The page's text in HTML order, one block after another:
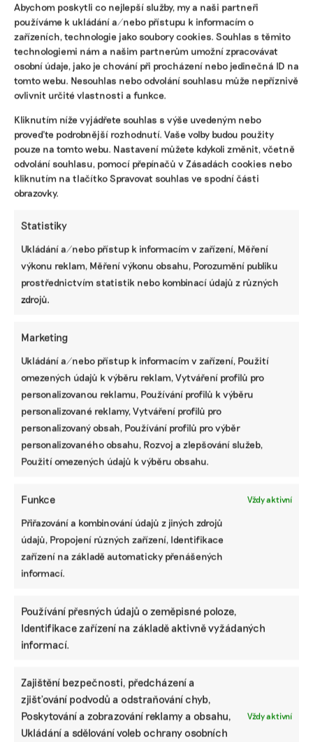
Abychom poskytli co nejlepší služby, my a naši partneři
používáme k ukládání a/nebo přístupu k informacím o
zařízeních, technologie jako soubory cookies. Souhlas s těmito
technologiemi nám a našim partnerům umožní zpracovávat
osobní údaje, jako je chování při procházení nebo jedinečná ID na
tomto webu. Nesouhlas nebo odvolání souhlasu může nepříznivě
ovlivnit určité vlastnosti a funkce.
Kliknutím níže vyjádřete souhlas s výše uvedeným nebo
proveďte podrobnější rozhodnutí. Vaše volby budou použity
pouze na tomto webu. Nastavení můžete kdykoli změnit, včetně
odvolání souhlasu, pomocí přepínačů v Zásadách cookies nebo
kliknutím na tlačítko Spravovat souhlas ve spodní části
obrazovky.
Statistiky
Ukládání a/nebo přístup k informacím v zařízení, Měření
výkonu reklam, Měření výkonu obsahu, Porozumění publiku
prostřednictvím statistik nebo kombinací údajů z různých
zdrojů.
Marketing
Ukládání a/nebo přístup k informacím v zařízení, Použití
omezených údajů k výběru reklam, Vytváření profilů pro
personalizovanou reklamu, Používání profilů k výběru
personalizované reklamy, Vytváření profilů pro
personalizovaný obsah, Používání profilů pro výběr
personalizovaného obsahu, Rozvoj a zlepšování služeb,
Použití omezených údajů k výběru obsahu.
Funkce Vždy aktivní
Přiřazování a kombinování údajů z jiných zdrojů
údajů, Propojení různých zařízení, Identifikace
zařízení na základě automaticky přenášených
informací.
Používání přesných údajů o zeměpisné poloze,
Identifikace zařízení na základě aktivně vyžádaných
informací.
Zajištění bezpečnosti, předcházení a
zjišťování podvodů a odstraňování chyb,
Poskytování a zobrazování reklamy a obsahu,
Ukládání a sdělování voleb ochrany osobních
Vždy aktivní
přestože je jedovaté. V EU to vyjednal Filip
Turek
Ministerstvo životního prostředí vyjednalo v Evropské
unii výjimku, díky níž budou moci čeští myslivci dál
používat jedovaté olověné střely při lovu zvěře. Zákaz
olova bude platit jen pro broky používané při lovu
sedmiletém přechodném období.
Zuzana Keményová | 13. července 2026 | Zemědělství | myslivci,
olovo,střelivo
Zavedení mechanismu CBAM pomáhá
narovnat tržní podmínky, uvádí koncern
Agrofert
Ekonews se v anketě mezi tuzemskými firmami ptají,
jaké má jejich podnikání dopad na životní prostředí a
jaké mají zkušenosti s vytvářením nefinančních zpráv.
Za koncern Agrofert odpovídal mluvčí Pavel Heřmanský.
Martina Patočková Tomáš Pohanka
Redakce Ekonews | 13. července 2026 | Fíla a Píro
životního prostředí
satira